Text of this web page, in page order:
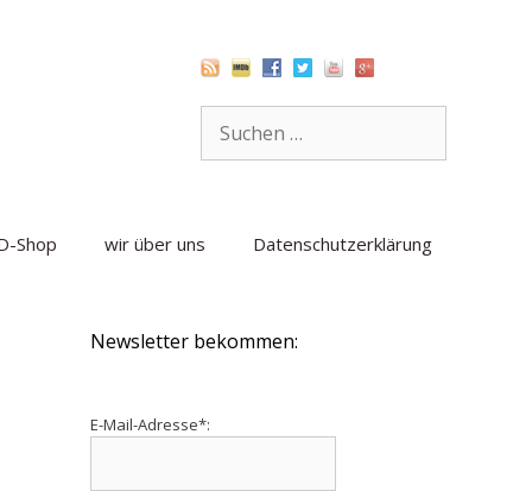
nach:
Shop wir über uns Datenschutzerklärung
Newsletter bekommen:
E-Mail-Adresse*: